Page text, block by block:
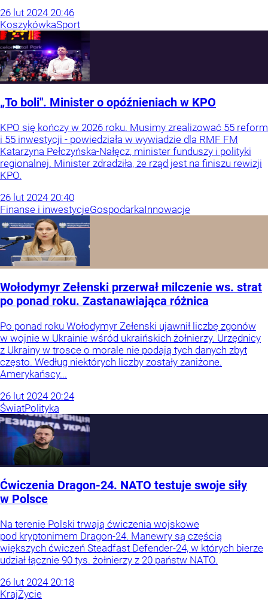
26 lut 2024 20:46
KoszykówkaSport
„To boli". Minister o opóźnieniach w KPO
KPO się kończy w 2026 roku. Musimy zrealizować 55 reform
i 55 inwestycji - powiedziała w wywiadzie dla RMF FM
Katarzyna Pełczyńska-Nałęcz, minister funduszy i polityki
regionalnej. Minister zdradziła, że rząd jest na finiszu rewizji
KPO.
26 lut 2024 20:40
Finanse i inwestycjeGospodarkaInnowacje
Wołodymyr Zełenski przerwał milczenie ws. strat
po ponad roku. Zastanawiająca różnica
Po ponad roku Wołodymyr Zełenski ujawnił liczbę zgonów
w wojnie w Ukrainie wśród ukraińskich żołnierzy. Urzędnicy
z Ukrainy w trosce o morale nie podają tych danych zbyt
często. Według niektórych liczby zostały zaniżone.
Amerykańscy...
26 lut 2024 20:24
ŚwiatPolityka
Ćwiczenia Dragon-24. NATO testuje swoje siły
w Polsce
Na terenie Polski trwają ćwiczenia wojskowe
pod kryptonimem Dragon-24. Manewry są częścią
większych ćwiczeń Steadfast Defender-24, w których bierze
udział łącznie 90 tys. żołnierzy z 20 państw NATO.
26 lut 2024 20:18
KrajŻycie